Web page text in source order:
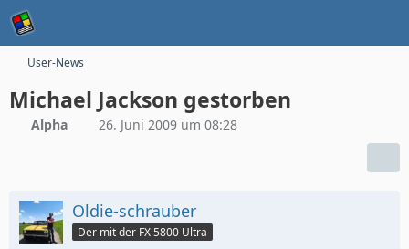
User-News
Michael Jackson gestorben
Alpha 26. Juni 2009 um 08:28
Oldie-schrauber
Der mit der FX 5800 Ultra